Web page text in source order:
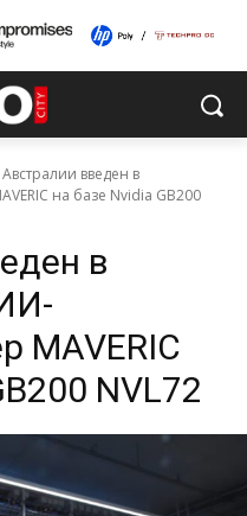
введен в
на базе Nvidia GB200
в
MAVERIC
NVL72